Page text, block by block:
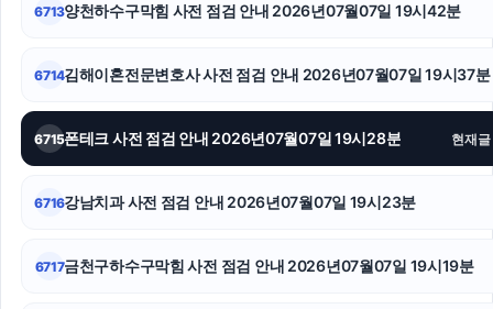
서대문구하수구막힘
용산구하수구막힘
6713양천하수구막힘 사전 점검 안내 2026년07월07일 19시42분
6714김해이혼전문변호사 사전 점검 안내 2026년07월07일 19시37분
6715폰테크 사전 점검 안내 2026년07월07일 19시28분 현재글
6716강남치과 사전 점검 안내 2026년07월07일 19시23분
6717금천구하수구막힘 사전 점검 안내 2026년07월07일 19시19분